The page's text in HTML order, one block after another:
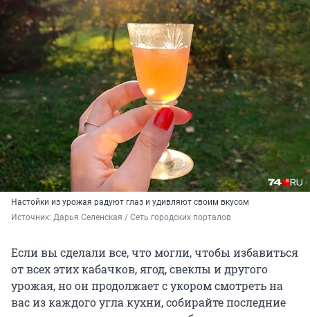
Настойки из урожая радуют глаз и удивляют своим вкусом
Источник: Дарья Селенская / Сеть городских порталов
Если вы сделали все, что могли, чтобы избавиться
от всех этих кабачков, ягод, свеклы и другого
урожая, но он продолжает с укором смотреть на
вас из каждого угла кухни, собирайте последние